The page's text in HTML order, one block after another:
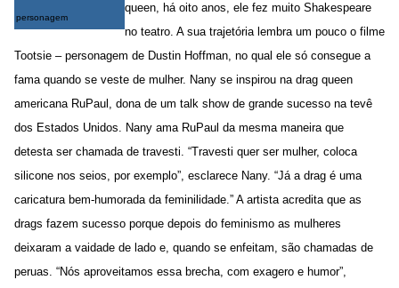
personagem
queen, há oito anos, ele fez muito Shakespeare
no teatro. A sua trajetória lembra um pouco o filme
Tootsie – personagem de Dustin Hoffman, no qual ele só consegue a
fama quando se veste de mulher. Nany se inspirou na drag queen
americana RuPaul, dona de um talk show de grande sucesso na tevê
dos Estados Unidos. Nany ama RuPaul da mesma maneira que
detesta ser chamada de travesti. “Travesti quer ser mulher, coloca
silicone nos seios, por exemplo”, esclarece Nany. “Já a drag é uma
caricatura bem-humorada da feminilidade.” A artista acredita que as
drags fazem sucesso porque depois do feminismo as mulheres
deixaram a vaidade de lado e, quando se enfeitam, são chamadas de
peruas. “Nós aproveitamos essa brecha, com exagero e humor”,